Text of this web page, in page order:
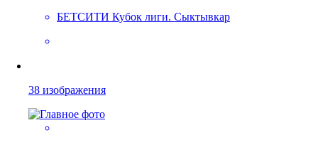
БЕТСИТИ Кубок лиги. Сыктывкар
38 изображения